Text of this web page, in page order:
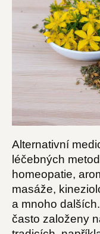
Alternativní
léčebných
homeopatie,
masáže,
a mnoho
často založeny